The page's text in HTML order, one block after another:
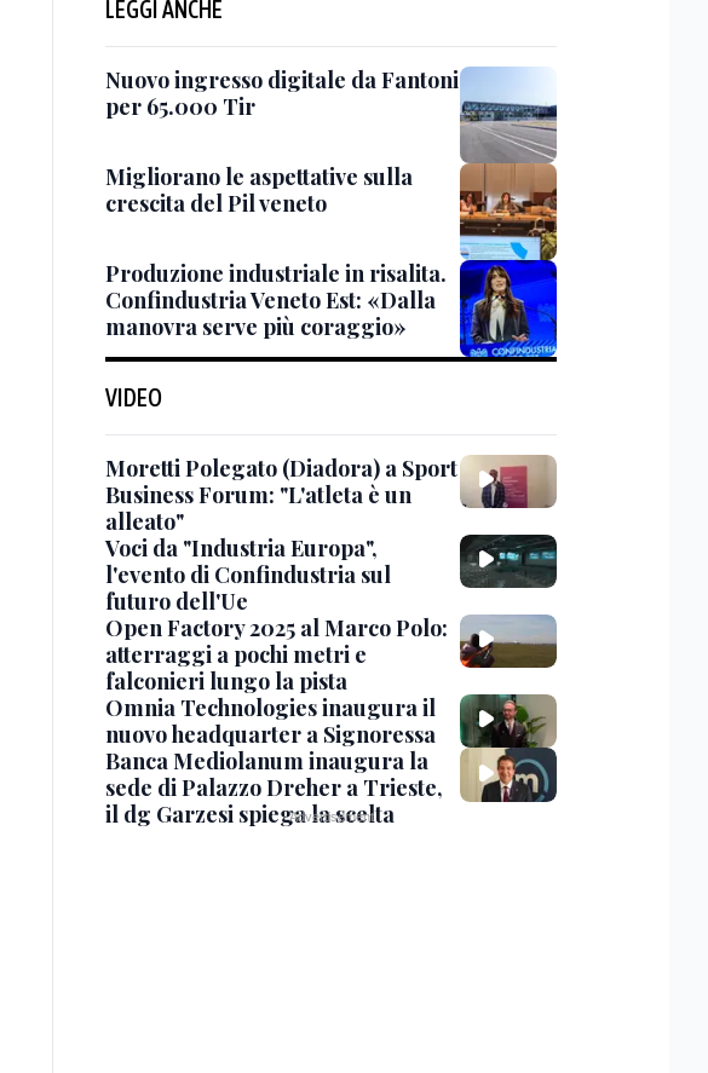
LEGGI ANCHE
Nuovo ingresso digitale da Fantoni
per 65.000 Tir
Migliorano le aspettative sulla
crescita del Pil veneto
Produzione industriale in risalita.
Confindustria Veneto Est: «Dalla
manovra serve più coraggio»
VIDEO
Moretti Polegato (Diadora) a Sport
Business Forum: "L'atleta è un
alleato"
Voci da "Industria Europa",
l'evento di Confindustria sul
futuro dell'Ue
Open Factory 2025 al Marco Polo:
atterraggi a pochi metri e
falconieri lungo la pista
Omnia Technologies inaugura il
nuovo headquarter a Signoressa
Banca Mediolanum inaugura la
sede di Palazzo Dreher a Trieste,
il dg Garzesi spiega la scelta